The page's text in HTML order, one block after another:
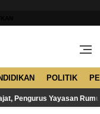
POLITIK
Pengurus Yayasan